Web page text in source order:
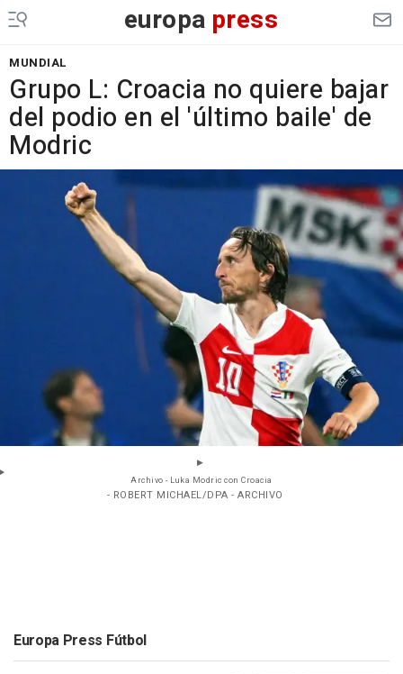
europa press
MUNDIAL
Grupo L: Croacia no quiere bajar
del podio en el 'último baile' de
Modric
Archivo - Luka Modric con Croacia
- ROBERT MICHAEL/DPA - ARCHIVO
Europa Press Fútbol